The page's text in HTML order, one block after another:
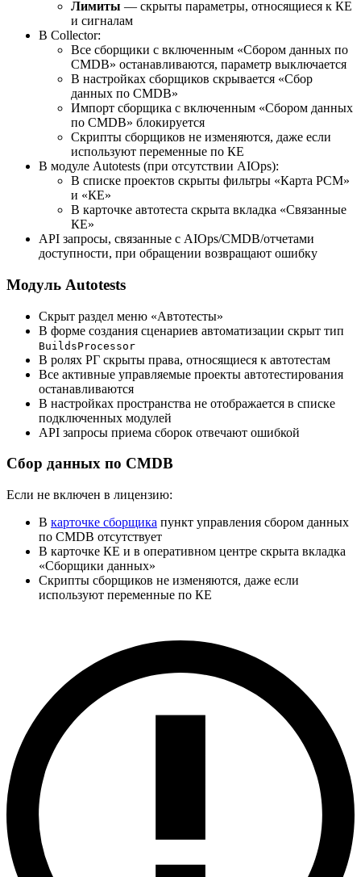
Лимиты — скрыты параметры, относящиеся к КЕ
и сигналам
В Collector:
Все сборщики с включенным «Сбором данных по
CMDB» останавливаются, параметр выключается
В настройках сборщиков скрывается «Сбор
данных по CMDB»
Импорт сборщика с включенным «Сбором данных
по CMDB» блокируется
Скрипты сборщиков не изменяются, даже если
используют переменные по КЕ
В модуле Autotests (при отсутствии AIOps):
В списке проектов скрыты фильтры «Карта РСМ»
и «КЕ»
В карточке автотеста скрыта вкладка «Связанные
КЕ»
API запросы, связанные с AIOps/CMDB/отчетами
доступности, при обращении возвращают ошибку
Модуль Autotests
Скрыт раздел меню «Автотесты»
В форме создания сценариев автоматизации скрыт тип
BuildsProcessor
В ролях РГ скрыты права, относящиеся к автотестам
Все активные управляемые проекты автотестирования
останавливаются
В настройках пространства не отображается в списке
подключенных модулей
API запросы приема сборок отвечают ошибкой
Сбор данных по CMDB
Если не включен в лицензию:
В карточке сборщика пункт управления сбором данных
по CMDB отсутствует
В карточке КЕ и в оперативном центре скрыта вкладка
«Сборщики данных»
Скрипты сборщиков не изменяются, даже если
используют переменные по КЕ